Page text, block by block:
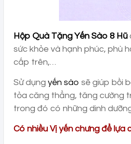
Hộp Quà Tặng Yến Sào 8 Hũ
sức khỏe và hạnh phúc, phù
cấp trên,…
Sử dụng yến sào sẽ giúp bồi
tỏa căng thẳng, tăng cường
trong đó có những dinh
Có nhiều Vị yến chưng để